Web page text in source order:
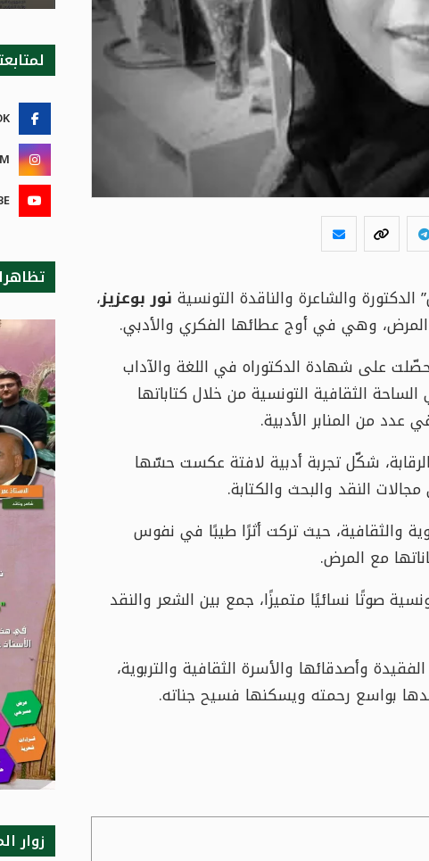
والشاعرة والناقدة التونسية نور بوعزيز،
على شهادة الدكتوراه في اللغة والآداب
الثقافية التونسية من خلال كتاباتها
عدد من المنابر الأدبية.
أنثى فوق الرقابة، شكّل تجربة أدبية لافتة عكست حسّها
النقد والبحث والكتابة.
والثقافية، حيث تركت أثرًا طيبًا في نفوس
مع المرض.
صوتًا نسائيًا متميزًا، جمع بين الشعر والنقد
وأصدقائها والأسرة الثقافية والتربوية،
بواسع رحمته ويسكنها فسيح جناته.
زوار